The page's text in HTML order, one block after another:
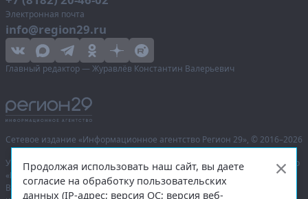
Электронная почта
info@region29.ru
Главный редактор — Журавлёв Константин Валерьевич
Сетевое издание «Информационное агентство Регион 29», © 2016–2026
Учредитель — общество с ограниченной ответственностью «Агентство
«Правда Севера».
Выписка из реестра зарегистрированных средств массовой
Продолжая использовать наш сайт, вы даете
согласие на обработку пользовательских
данных (IP-адрес; версия ОС; версия веб-